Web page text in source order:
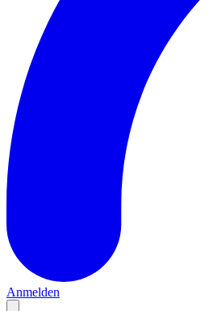
Anmelden